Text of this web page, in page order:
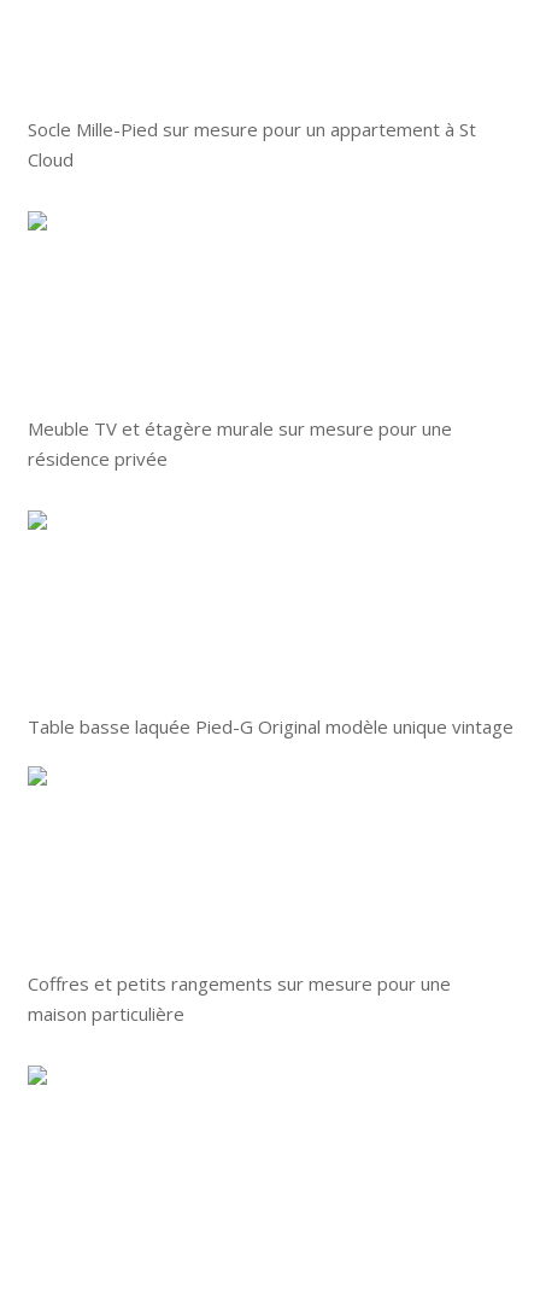
Socle Mille-Pied sur mesure pour un appartement à St
Cloud
Meuble TV et étagère murale sur mesure pour une
résidence privée
Table basse laquée Pied-G Original modèle unique vintage
Coffres et petits rangements sur mesure pour une
maison particulière